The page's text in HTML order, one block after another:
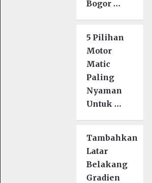
Bogor …
5 Pilihan
Motor
Matic
Paling
Nyaman
Untuk …
Tambahkan
Latar
Belakang
Gradien